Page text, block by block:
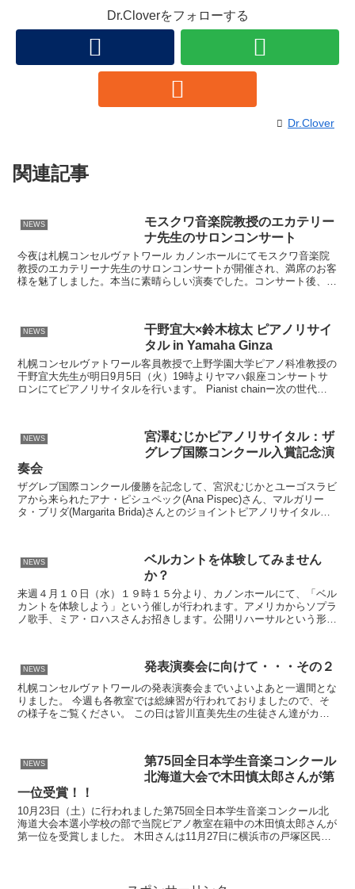
Dr.Cloverをフォローする
Dr.Clover
関連記事
NEWS
モスクワ音楽院教授のエカテリー
ナ先生のサロンコンサート
今夜は札幌コンセルヴァトワール カノンホールにてモスクワ音楽院
教授のエカテリーナ先生のサロンコンサートが開催され、満席のお客
様を魅了しました。本当に素晴らしい演奏でした。コンサート後、先
NEWS
干野宜大×鈴木椋太 ピアノリサイ
タル in Yamaha Ginza
札幌コンセルヴァトワール客員教授で上野学園大学ピアノ科准教授の
干野宜大先生が明日9月5日（火）19時よりヤマハ銀座コンサートサ
ロンにてピアノリサイタルを行います。 Pianist chainー次の世代へ
NEWS
宮澤むじかピアノリサイタル：ザ
グレブ国際コンクール入賞記念演
奏会
ザグレブ国際コンクール優勝を記念して、宮沢むじかとユーゴスラビ
アから来られたアナ・ピシュペック(Ana Pispec)さん、マルガリー
タ・ブリダ(Margarita Brida)さんとのジョイントピアノリサイタルが
NEWS
ベルカントを体験してみません
か？
来週４月１０日（水）１９時１５分より、カノンホールにて、「ベル
カントを体験しよう」という催しが行われます。アメリカからソプラ
ノ歌手、ミア・ロハスさんお招きします。公開リハーサルという形で
NEWS 発表演奏会に向けて・・・その２
札幌コンセルヴァトワールの発表演奏会までいよいよあと一週間とな
りました。 今週も各教室では総練習が行われておりましたので、そ
の様子をご覧ください。 この日は皆川直美先生の生徒さん達がカノ
NEWS
第75回全日本学生音楽コンクール
北海道大会で木田慎太郎さんが第
一位受賞！！
10月23日（土）に行われました第75回全日本学生音楽コンクール北
海道大会本選小学校の部で当院ピアノ教室在籍中の木田慎太郎さんが
第一位を受賞しました。 木田さんは11月27日に横浜市の戸塚区民文